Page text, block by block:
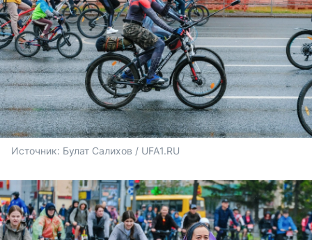
Источник: Булат Салихов / UFA1.RU